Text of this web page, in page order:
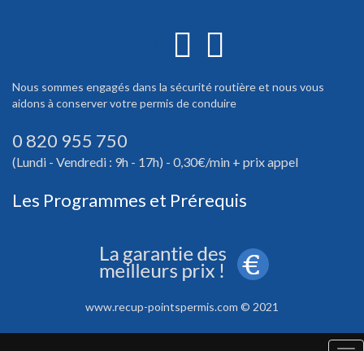
Nous sommes engagés dans la sécurité routière et nous vous
aidons à conserver votre permis de conduire
0 820 955 750
(Lundi - Vendredi : 9h - 17h) - 0,30€/min + prix appel
Les Programmes et Prérequis
www.recup-pointspermis.com © 2021